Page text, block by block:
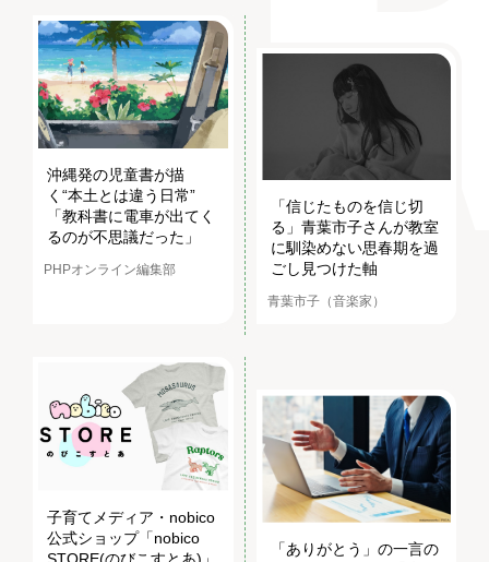
沖縄発の児童書が描
く“本土とは違う日常”
「教科書に電車が出てく
るのが不思議だった」
PHPオンライン編集部
「信じたものを信じ切
る」青葉市子さんが教室
に馴染めない思春期を過
ごし見つけた軸
青葉市子（音楽家）
子育てメディア・nobico
公式ショップ「nobico
STORE(のびこすとあ)」
「ありがとう」の一言の